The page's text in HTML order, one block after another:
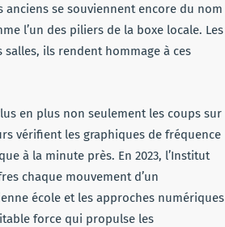
anciens se souviennent encore du nom
l’un des piliers de la boxe locale. Les
ils rendent hommage à ces
en plus non seulement les coups sur
vérifient les graphiques de fréquence
à la minute près. En 2023, l’Institut
chaque mouvement d’un
école et les approches numériques
force qui propulse les